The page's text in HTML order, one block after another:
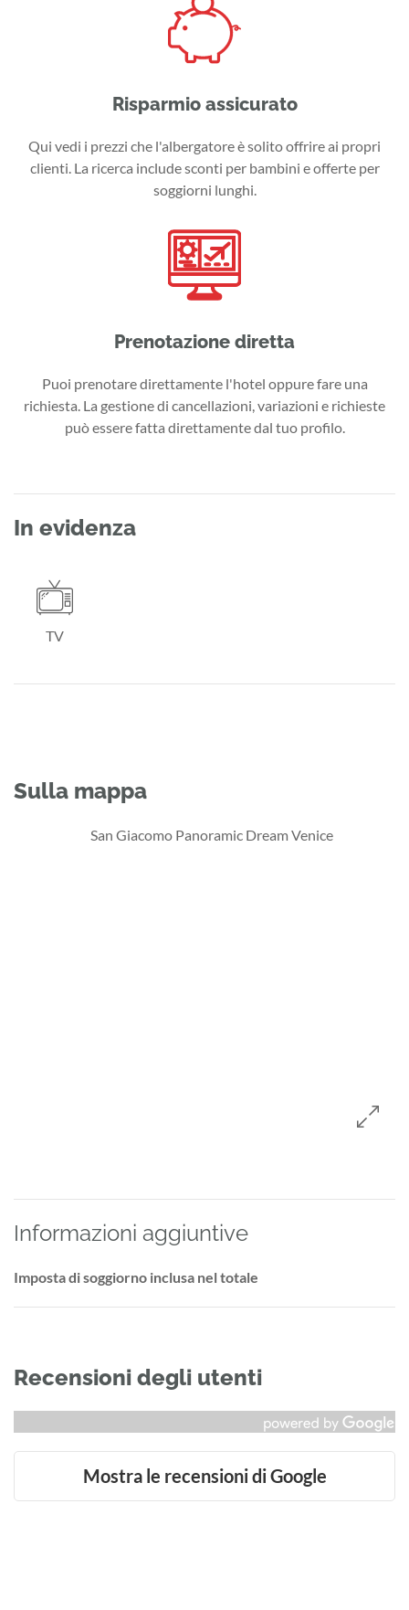
Risparmio assicurato
Qui vedi i prezzi che l'albergatore è solito offrire ai propri
clienti. La ricerca include sconti per bambini e offerte per
soggiorni lunghi.
Prenotazione diretta
Puoi prenotare direttamente l'hotel oppure fare una
richiesta. La gestione di cancellazioni, variazioni e richieste
può essere fatta direttamente dal tuo profilo.
In evidenza
TV
Sulla mappa
Informazioni aggiuntive
Imposta di soggiorno inclusa nel totale
Recensioni degli utenti
Mostra le recensioni di Google